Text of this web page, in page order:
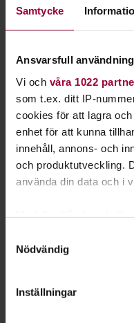
Samtycke
Ansvarsfull
Vi och våra 1022
som t.ex. ditt IP-
cookies för att lagra
enhet för att kunna
innehåll, annons- och
och produktutveckling.
använda din data och i
som kan ha en
Nödvändig
Inställningar
Eftersök & viltspår
Studiecirkel/kurs:
Viltspår
Brukshundklubb
Brukshundklubb